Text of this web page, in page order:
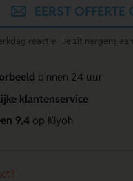
EERST
reactie · Je zit nergens
binnen 24 uur
klantenservice
9,4op Kiyoh